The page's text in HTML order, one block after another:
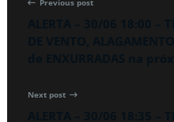
Previous post
Next post